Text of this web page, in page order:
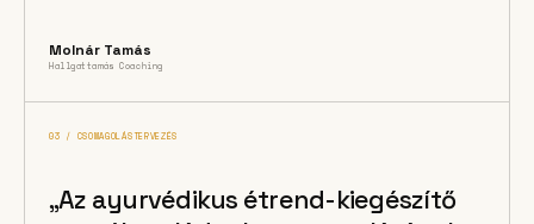
Molnár Tamás
Hallgattamás Coaching
03 / CSOMAGOLÁSTERVEZÉS
„Az ayurvédikus étrend-kiegészítő